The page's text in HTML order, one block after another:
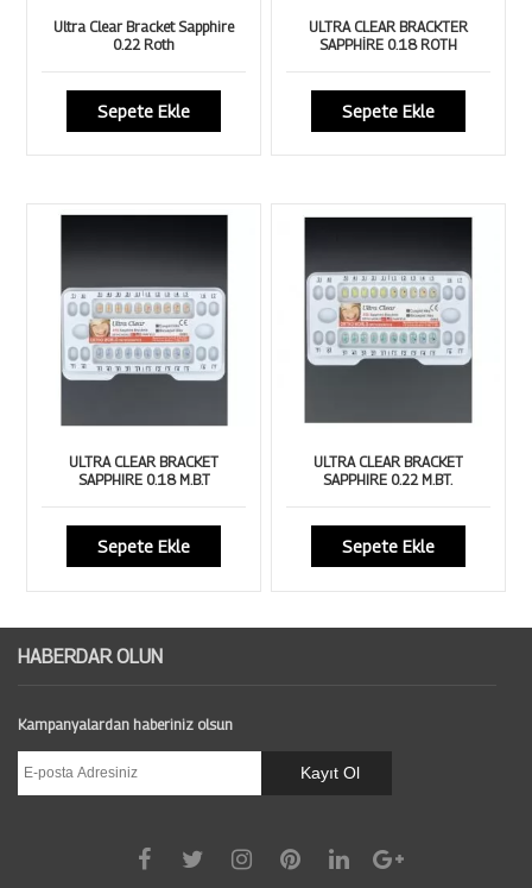
Ultra Clear Bracket Sapphire
0.22 Roth
Sepete Ekle
ULTRA CLEAR BRACKTER
SAPPHİRE 0.18 ROTH
Sepete Ekle
ULTRA CLEAR BRACKET
SAPPHIRE 0.18 M.B.T
Sepete Ekle
ULTRA CLEAR BRACKET
SAPPHIRE 0.22 M.BT.
Sepete Ekle
HABERDAR OLUN
Kampanyalardan haberiniz olsun